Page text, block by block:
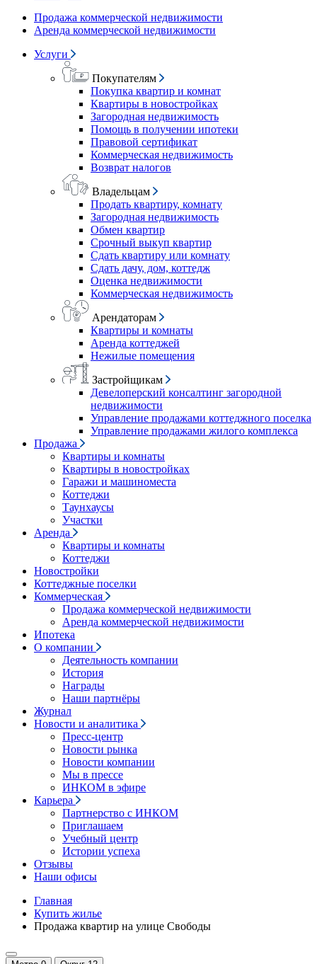
Продажа коммерческой недвижимости
Аренда коммерческой недвижимости
Услуги
Покупателям
Покупка квартир и комнат
Квартиры в новостройках
Загородная недвижимость
Помощь в получении ипотеки
Правовой сертификат
Коммерческая недвижимость
Возврат налогов
Владельцам
Продать квартиру, комнату
Загородная недвижимость
Обмен квартир
Срочный выкуп квартир
Сдать квартиру или комнату
Сдать дачу, дом, коттедж
Оценка недвижимости
Коммерческая недвижимость
Арендаторам
Квартиры и комнаты
Аренда коттеджей
Нежилые помещения
Застройщикам
Девелоперский консалтинг загородной
недвижимости
Управление продажами коттеджного поселка
Управление продажами жилого комплекса
Продажа
Квартиры и комнаты
Квартиры в новостройках
Гаражи и машиноместа
Коттеджи
Таунхаусы
Участки
Аренда
Квартиры и комнаты
Коттеджи
Новостройки
Коттеджные поселки
Коммерческая
Продажа коммерческой недвижимости
Аренда коммерческой недвижимости
Ипотека
О компании
Деятельность компании
История
Награды
Наши партнёры
Журнал
Новости и аналитика
Пресс-центр
Новости рынка
Новости компании
Мы в прессе
ИНКОМ в эфире
Карьера
Партнерство с ИНКОМ
Приглашаем
Учебный центр
Истории успеха
Отзывы
Наши офисы
Главная
Купить жилье
Продажа квартир на улице Свободы